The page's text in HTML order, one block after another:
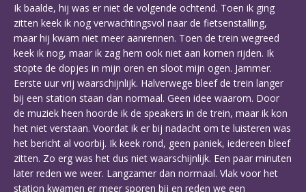
Ik baalde, hij was er niet de volgende ochtend. Toen ik ging
zitten keek ik nog verwachtingsvol naar de fietsenstalling,
maar hij kwam niet meer aanrennen. Toen de trein wegreed
keek ik nog, maar ik zag hem ook niet aan komen rijden. Ik
stopte de dopjes in mijn oren en sloot mijn ogen. Jammer.
Eerste uur vrij waarschijnlijk. Halverwege bleef de trein langer
bij een station staan dan normaal. Geen idee waarom. Door
de muziek heen hoorde ik de speakers in de trein, maar ik kon
het niet verstaan. Voordat ik er bij nadacht om te luisteren was
het bericht al voorbij. Ik keek rond, geen paniek, iedereen bleef
zitten. Zo erg was het dus niet waarschijnlijk. Een paar minuten
later reden we weer. Langzamer dan normaal. Vlak voor het
station kwamen er meer sporen bij en reden we een